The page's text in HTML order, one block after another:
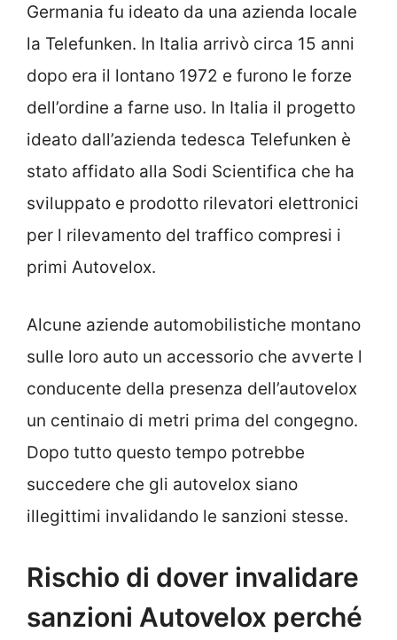
Germania fu ideato da una azienda locale
la Telefunken. In Italia arrivò circa 15 anni
dopo era il lontano 1972 e furono le forze
dell’ordine a farne uso. In Italia il progetto
ideato dall’azienda tedesca Telefunken è
stato affidato alla Sodi Scientifica che ha
sviluppato e prodotto rilevatori elettronici
per l rilevamento del traffico compresi i
primi Autovelox.
Alcune aziende automobilistiche montano
sulle loro auto un accessorio che avverte l
conducente della presenza dell’autovelox
un centinaio di metri prima del congegno.
Dopo tutto questo tempo potrebbe
succedere che gli autovelox siano
illegittimi invalidando le sanzioni stesse.
Rischio di dover invalidare
sanzioni Autovelox perché